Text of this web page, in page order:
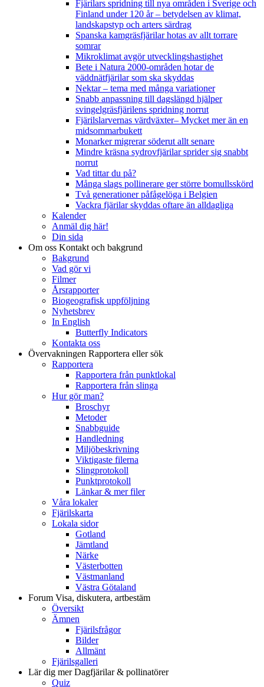
Fjärilars spridning till nya områden i Sverige och
Finland under 120 år– betydelsen av klimat,
landskapstyp och arters särdrag
Spanska kamgräsfjärilar hotas av allt torrare
somrar
Mikroklimat avgör utvecklingshastighet
Bete i Natura 2000-områden hotar de
väddnätfjärilar som ska skyddas
Nektar – tema med många variationer
Snabb anpassning till dagslängd hjälper
svingelgräsfjärilens spridning norrut
Fjärilslarvernas värdväxter– Mycket mer än en
midsommarbukett
Monarker migrerar söderut allt senare
Mindre kräsna sydrovfjärilar sprider sig snabbt
norrut
Vad tittar du på?
Många slags pollinerare ger större bomullsskörd
Två generationer påfågelöga i Belgien
Vackra fjärilar skyddas oftare än alldagliga
Kalender
Anmäl dig här!
Din sida
Om oss Kontakt och bakgrund
Bakgrund
Vad gör vi
Filmer
Årsrapporter
Biogeografisk uppföljning
Nyhetsbrev
In English
Butterfly Indicators
Kontakta oss
Övervakningen Rapportera eller sök
Rapportera
Rapportera från punktlokal
Rapportera från slinga
Hur gör man?
Broschyr
Metoder
Snabbguide
Handledning
Miljöbeskrivning
Viktigaste filerna
Slingprotokoll
Punktprotokoll
Länkar & mer filer
Våra lokaler
Fjärilskarta
Lokala sidor
Gotland
Jämtland
Närke
Västerbotten
Västmanland
Västra Götaland
Forum Visa, diskutera, artbestäm
Översikt
Ämnen
Fjärilsfrågor
Bilder
Allmänt
Fjärilsgalleri
Lär dig merDagfjärilar & pollinatörer
Quiz